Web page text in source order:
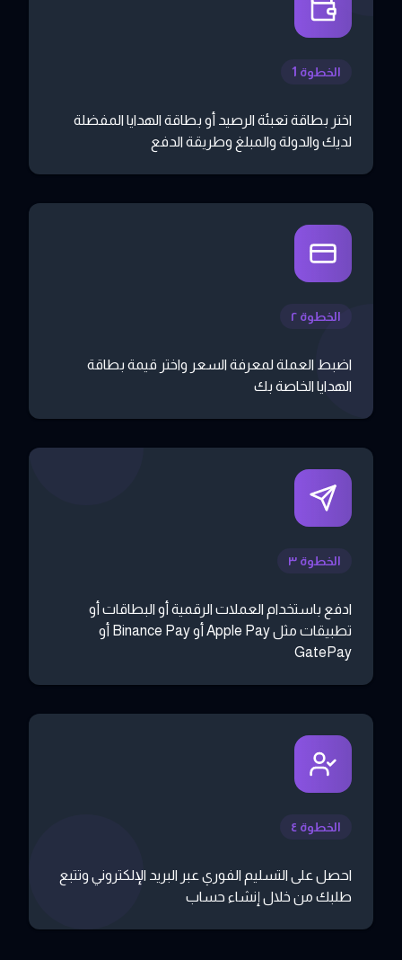
الخطوة 1
اختر بطاقة تعبئة الرصيد أو بطاقة الهدايا المفضلة
لديك والدولة والمبلغ وطريقة الدفع
الخطوة ٢
اضبط العملة لمعرفة السعر واختر قيمة بطاقة
الهدايا الخاصة بك
الخطوة ٣
ادفع باستخدام العملات الرقمية أو البطاقات أو
تطبيقات مثل Apple Pay أو Binance Pay أو
GatePay
الخطوة ٤
احصل على التسليم الفوري عبر البريد الإلكتروني وتتبع
طلبك من خلال إنشاء حساب